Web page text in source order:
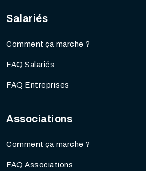
Salariés
Comment ça marche ?
FAQ Salariés
FAQ Entreprises
Associations
Comment ça marche ?
FAQ Associations